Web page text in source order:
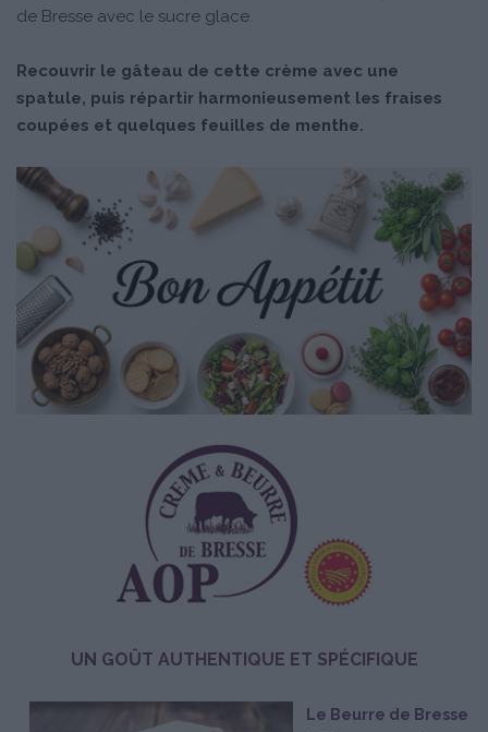
de Bresse avec le sucre glace.
Recouvrir le gâteau de cette crème avec une
spatule, puis répartir harmonieusement les fraises
coupées et quelques feuilles de menthe.
UN GOÛT AUTHENTIQUE ET SPÉCIFIQUE
Le Beurre de Bresse